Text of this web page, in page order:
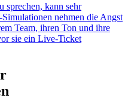
sprechen, kann sehr
nehmen die Angst
Team, ihren Ton und ihre
sie ein Live-Ticket